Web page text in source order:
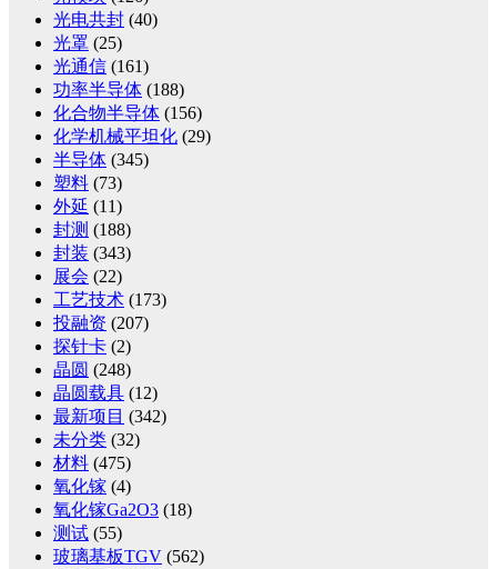
光电共封 (40)
光罩 (25)
光通信 (161)
功率半导体 (188)
化合物半导体 (156)
化学机械平坦化 (29)
半导体 (345)
塑料 (73)
外延 (11)
封测 (188)
封装 (343)
展会 (22)
工艺技术 (173)
投融资 (207)
探针卡 (2)
晶圆 (248)
晶圆载具 (12)
最新项目 (342)
未分类 (32)
材料 (475)
氧化镓 (4)
氧化镓Ga2O3 (18)
测试 (55)
玻璃基板TGV (562)